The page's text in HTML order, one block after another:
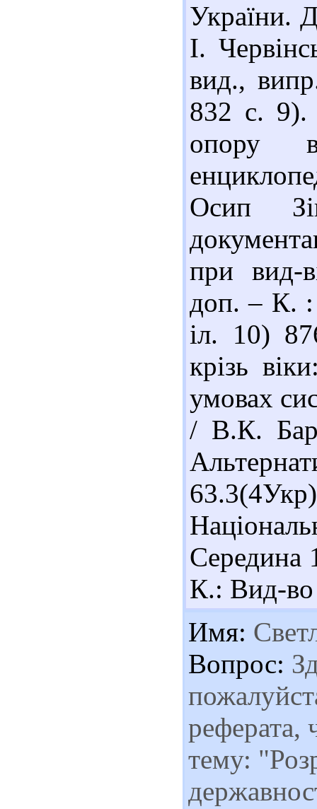
України.
І.
вид.,
832 с.
опору
Осип
при вид-
доп. – К.
іл. 10)
крізь
умовах
/ В.К.
Середина
К.: Вид-во
Имя:
Вопрос:
реферата,
тему: